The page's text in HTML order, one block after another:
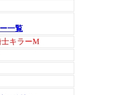
一覧
キラーM